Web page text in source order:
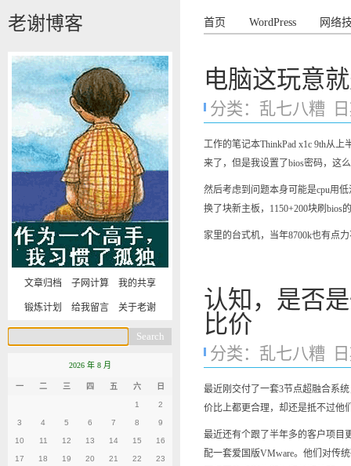
老谢博客 首页 WordPress 网络
电脑这玩意
分类： 乱七八糟
工作的笔记本ThinkPad x1c 9th从
来了，但是我设置了bios密码，这
然后考虑到问题本身可能是cpu用
换了块新主板，1150+200块刷bios
家里的台式机，当年8700k也有点
认知，是否
比价
分类： 乱七八糟
最近刚交付了一套3节点超融合系
价比上都更合理，却还是抵不过他
最近还有个跟了半年多的客户项目
配一套爱国版VMware。他们对传
文章归档 子网计算 我的共享
锻炼计划 给我留言 关于老谢
2026 年 8 月
一 二 三 四 五 六 日
1 2
3 4 5 6 7 8 9
10 11 12 13 14 15 16
17 18 19 20 21 22 23